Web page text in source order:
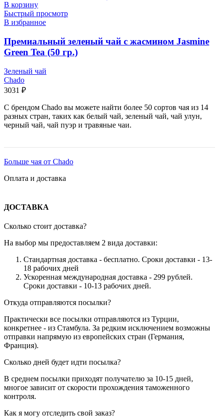
В корзину
Быстрый просмотр
В избранное
Премиальный зеленый чай с жасмином Jasmine
Green Tea (50 гр.)
Зеленый чай
Chado
3031 ₽
С брендом Chado вы можете найти более 50 сортов чая из 14
разных стран, таких как белый чай, зеленый чай, чай улун,
черный чай, чай пуэр и травяные чаи.
Больше чая от Chado
Оплата и доставка
ДОСТАВКА
Сколько стоит доставка?
На выбор мы предоставляем 2 вида доставки:
Стандартная доставка - бесплатно. Сроки доставки - 13-
18 рабочих дней
Ускоренная международная доставка - 299 рублей.
Сроки доставки - 10-13 рабочих дней.
Откуда отправляются посылки?
Практически все посылки отправляются из Турции,
конкретнее - из Стамбула. За редким исключением возможны
отправки напрямую из европейских стран (Германия,
Франция).
Сколько дней будет идти посылка?
В среднем посылки приходят получателю за 10-15 дней,
многое зависит от скорости прохождения таможенного
контроля.
Как я могу отследить свой заказ?